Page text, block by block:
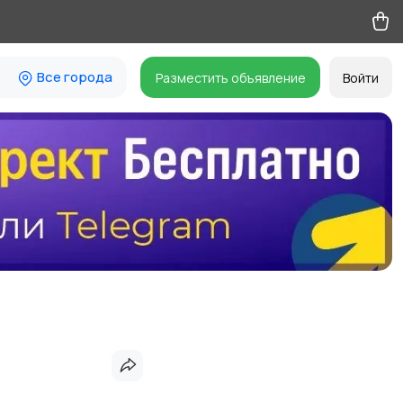
Все города Разместить объявление Войти